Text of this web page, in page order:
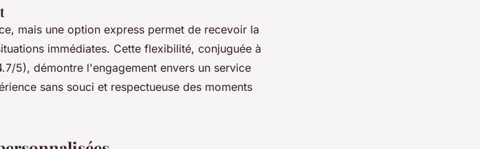
mais une option express permet de recevoir la
immédiates. Cette flexibilité, conjuguée à
5), démontre l'engagement envers un service
sans souci et respectueuse des moments